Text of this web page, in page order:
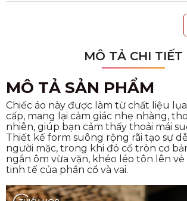
MÔ TẢ CHI TIẾT
MÔ TẢ SẢN PHẨM
Chiếc áo này được làm từ chất liệu
cấp, mang lại cảm giác nhẹ nhàng,
nhiên, giúp bạn cảm thấy thoải mái
Thiết kế form suông rộng rãi tạo sự
người mặc, trong khi đó cổ tròn cơ
ngắn ôm vừa vặn, khéo léo tôn lên
tinh tế của phần cổ và vai.